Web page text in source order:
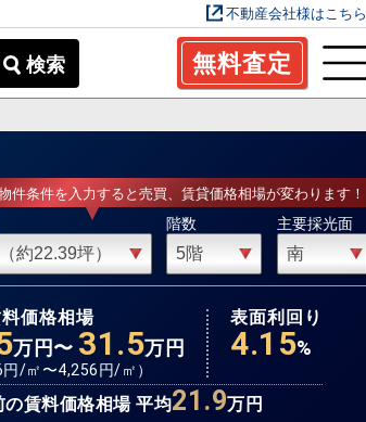
不動産会社様はこちら
検索 無料査定
件条件を入力すると売買、賃貸価格相場が変わります！
階数 主要採光面
価格相場
万円〜 31.5万円
円/㎡〜4,256円/㎡）
表面利回り
4.15%
賃料価格相場 平均21.9万円